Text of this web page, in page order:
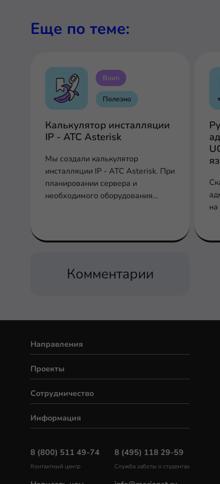
Еще по теме:
Воип
Полезно
Калькулятор инсталляции
IP - АТС Asterisk
Мы создали калькулятор
инсталляции IP - АТС Asterisk. При
планировании сервера и
необходимого оборудования
Комментарии
Направления
Сотрудничество
Проекты
Информация
8 (800) 511 49-74
Контактный центр
8 (495) 118 29-59
Служба заботы о студентах